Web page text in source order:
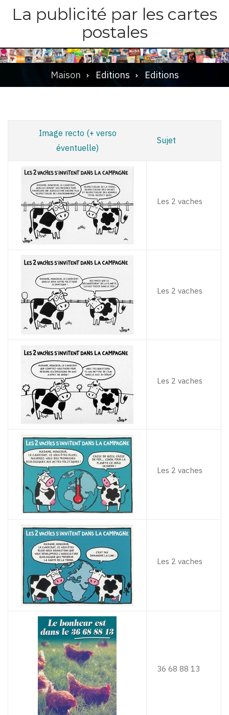
Skip
content
La publicité par les cartes
postales
Breadcrumb
Maison Editions Editions
Image recto (+ verso
éventuelle)
Sujet
Les 2 vaches
Les 2 vaches
Les 2 vaches
Les 2 vaches
Les 2 vaches
36 68 88 13